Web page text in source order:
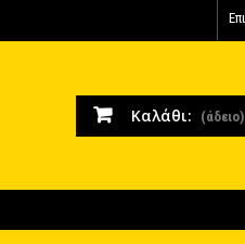
Καλάθι: (άδειο)